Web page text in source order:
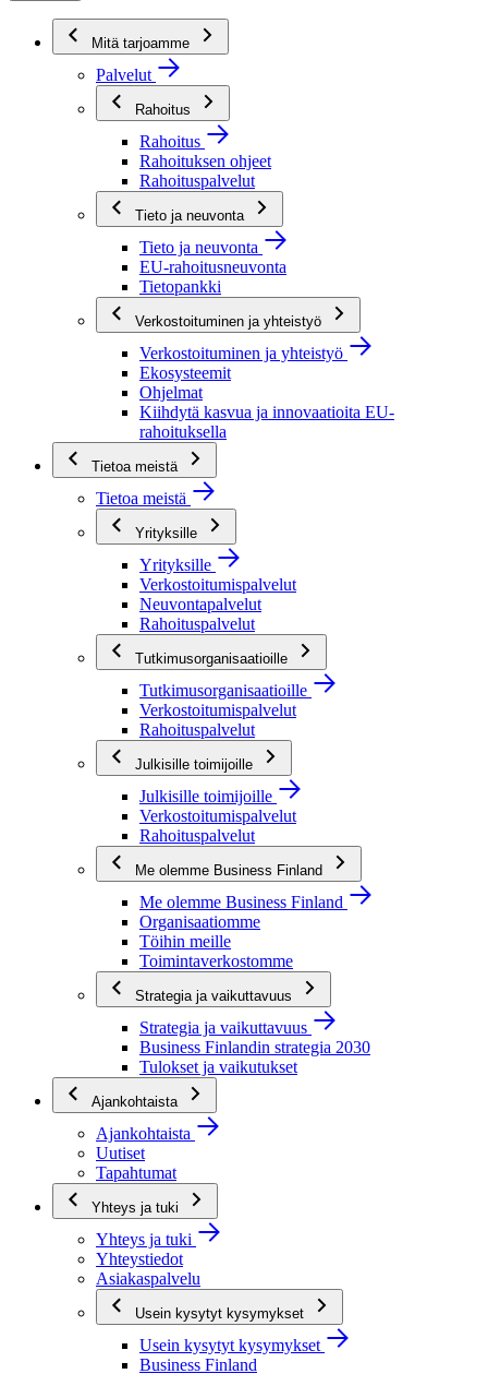
Mitä tarjoamme
Palvelut
Rahoitus
Rahoitus
Rahoituksen ohjeet
Rahoituspalvelut
Tieto ja neuvonta
Tieto ja neuvonta
EU-rahoitusneuvonta
Tietopankki
Verkostoituminen ja yhteistyö
Verkostoituminen ja yhteistyö
Ekosysteemit
Ohjelmat
Kiihdytä kasvua ja innovaatioita EU-
rahoituksella
Tietoa meistä
Tietoa meistä
Yrityksille
Yrityksille
Verkostoitumispalvelut
Neuvontapalvelut
Rahoituspalvelut
Tutkimusorganisaatioille
Tutkimusorganisaatioille
Verkostoitumispalvelut
Rahoituspalvelut
Julkisille toimijoille
Julkisille toimijoille
Verkostoitumispalvelut
Rahoituspalvelut
Me olemme Business Finland
Me olemme Business Finland
Organisaatiomme
Töihin meille
Toimintaverkostomme
Strategia ja vaikuttavuus
Strategia ja vaikuttavuus
Business Finlandin strategia 2030
Tulokset ja vaikutukset
Ajankohtaista
Ajankohtaista
Uutiset
Tapahtumat
Yhteys ja tuki
Yhteys ja tuki
Yhteystiedot
Asiakaspalvelu
Usein kysytyt kysymykset
Usein kysytyt kysymykset
Business Finland